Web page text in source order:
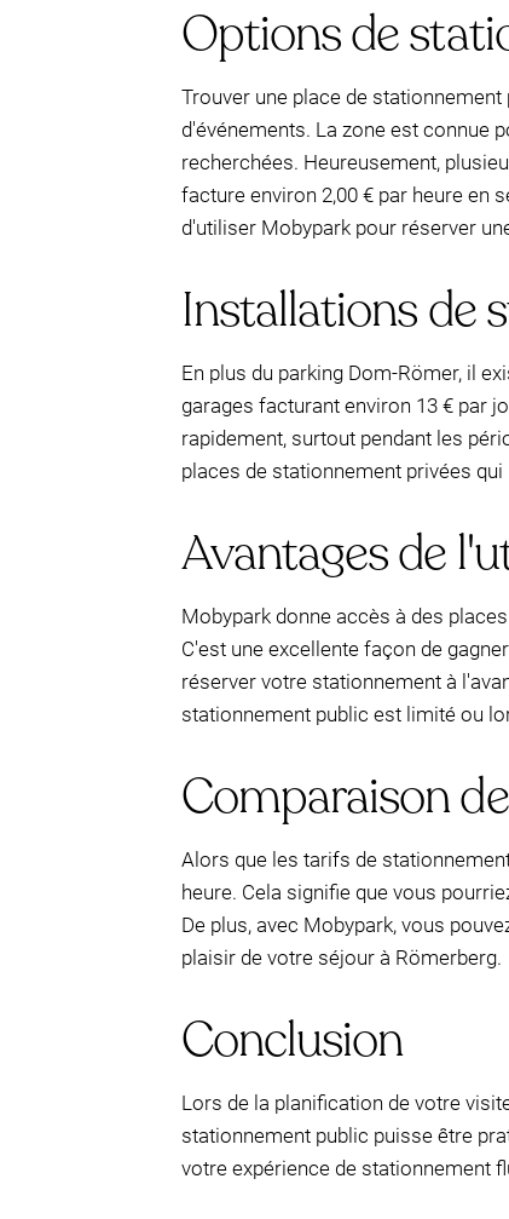
Options de
Trouver une place de
d'événements. La zone est connue
recherchées. Heureusement,
facture environ 2,00 € par heure en
d'utiliser Mobypark pour réserver
Installations de
En plus du parking Dom-Römer, il
garages facturant environ 13 € par
rapidement, surtout pendant les
places de stationnement privées
Avantages de
Mobypark donne accès à des
C'est une excellente façon de
réserver votre stationnement à
stationnement public est limité ou
Comparaison
Alors que les tarifs de
heure. Cela signifie que vous
De plus, avec Mobypark, vous
plaisir de votre séjour à Römerberg.
Conclusion
Lors de la planification de votre
stationnement public puisse être
votre expérience de stationnement